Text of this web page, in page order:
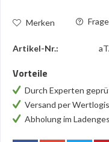
Merken
Artikel-Nr.:
Vorteile
Durch Experten
Versand per
Abholung im